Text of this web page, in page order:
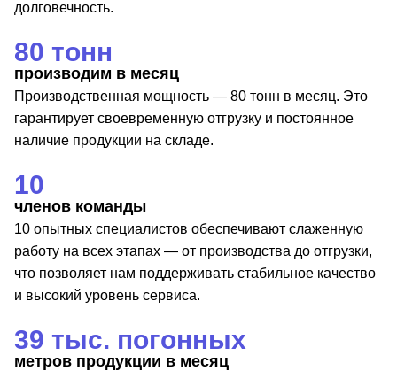
долговечность.
80 тонн
производим в месяц
Производственная мощность — 80 тонн в месяц. Это
гарантирует своевременную отгрузку и постоянное
наличие продукции на складе.
10
членов команды
10 опытных специалистов обеспечивают слаженную
работу на всех этапах — от производства до отгрузки,
что позволяет нам поддерживать стабильное качество
и высокий уровень сервиса.
39 тыс. погонных
метров продукции в месяц